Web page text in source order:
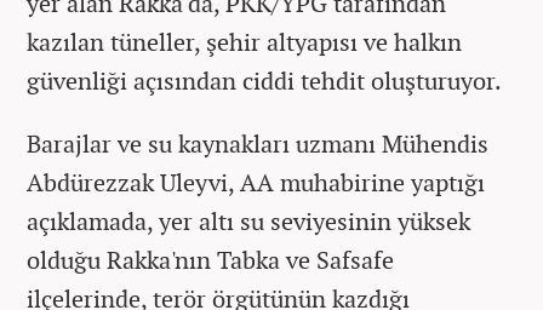
kazılan tüneller, şehir altyapısı ve halkın
güvenliği açısından ciddi tehdit oluşturuyor.
Barajlar ve su kaynakları uzmanı Mühendis
Abdürezzak Uleyvi, AA muhabirine yaptığı
açıklamada, yer altı su seviyesinin yüksek
olduğu Rakka'nın Tabka ve Safsafe
ilçelerinde, terör örgütünün kazdığı